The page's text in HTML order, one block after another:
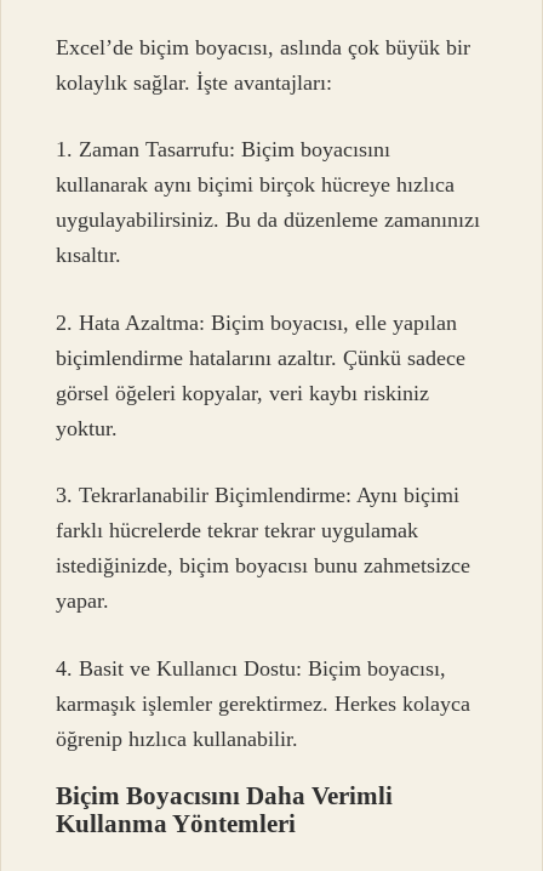
Excel’de biçim boyacısı, aslında çok büyük bir
kolaylık sağlar. İşte avantajları:
1. Zaman Tasarrufu: Biçim boyacısını
kullanarak aynı biçimi birçok hücreye hızlıca
uygulayabilirsiniz. Bu da düzenleme zamanınızı
kısaltır.
2. Hata Azaltma: Biçim boyacısı, elle yapılan
biçimlendirme hatalarını azaltır. Çünkü sadece
görsel öğeleri kopyalar, veri kaybı riskiniz
yoktur.
3. Tekrarlanabilir Biçimlendirme: Aynı biçimi
farklı hücrelerde tekrar tekrar uygulamak
istediğinizde, biçim boyacısı bunu zahmetsizce
yapar.
4. Basit ve Kullanıcı Dostu: Biçim boyacısı,
karmaşık işlemler gerektirmez. Herkes kolayca
öğrenip hızlıca kullanabilir.
Biçim Boyacısını Daha Verimli
Kullanma Yöntemleri